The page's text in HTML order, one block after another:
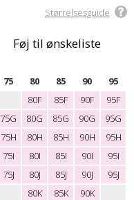
Størrelsesguide
Føj til ønskeliste
75 80 85 90
95
80F 85F 90F
95F
75G 80G 85G 90G
95G
75H 80H 85H 90H
95H
75I 80I 85I 90I
95I
75J 80J 85J 90J
95J
80K 85K
90K